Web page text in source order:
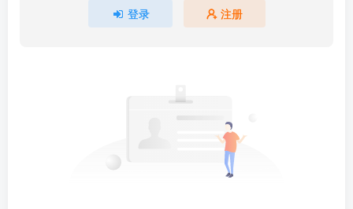
登录 注册